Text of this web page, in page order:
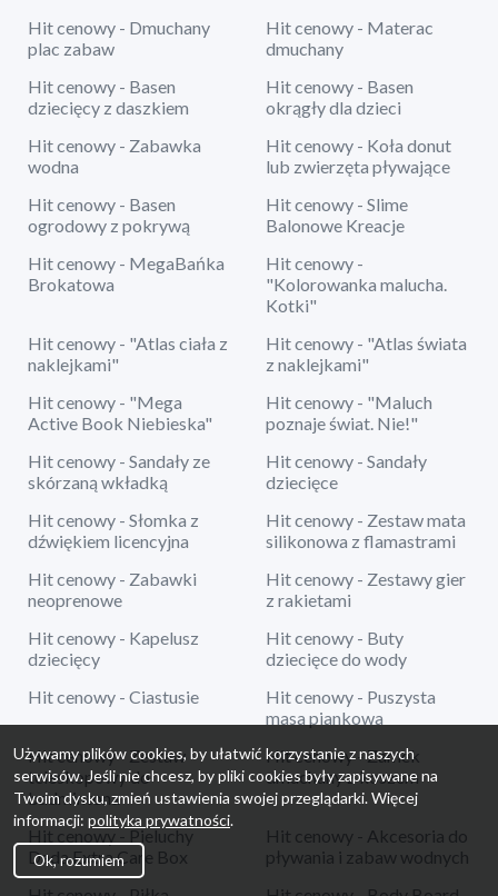
Hit cenowy - Dmuchany
plac zabaw
Hit cenowy - Materac
dmuchany
Hit cenowy - Basen
dziecięcy z daszkiem
Hit cenowy - Basen
okrągły dla dzieci
Hit cenowy - Zabawka
wodna
Hit cenowy - Koła donut
lub zwierzęta pływające
Hit cenowy - Basen
ogrodowy z pokrywą
Hit cenowy - Slime
Balonowe Kreacje
Hit cenowy - MegaBańka
Brokatowa
Hit cenowy -
"Kolorowanka malucha.
Kotki"
Hit cenowy - "Atlas ciała z
naklejkami"
Hit cenowy - "Atlas świata
z naklejkami"
Hit cenowy - "Mega
Active Book Niebieska"
Hit cenowy - "Maluch
poznaje świat. Nie!"
Hit cenowy - Sandały ze
skórzaną wkładką
Hit cenowy - Sandały
dziecięce
Hit cenowy - Słomka z
dźwiękiem licencyjna
Hit cenowy - Zestaw mata
silikonowa z flamastrami
Hit cenowy - Zabawki
neoprenowe
Hit cenowy - Zestawy gier
z rakietami
Hit cenowy - Kapelusz
dziecięcy
Hit cenowy - Buty
dziecięce do wody
Hit cenowy - Ciastusie
Hit cenowy - Puszysta
masa piankowa
Hit cenowy - Zestaw
teleskopowy do
badmintona
Hit cenowy - Zamek
dmuchany z koszem
Hit cenowy - Pieluchy
Dada Extra Care Box
Hit cenowy - Akcesoria do
pływania i zabaw wodnych
Używamy plików cookies, by ułatwić korzystanie z naszych
serwisów. Jeśli nie chcesz, by pliki cookies były zapisywane na
Twoim dysku, zmień ustawienia swojej przeglądarki. Więcej
informacji: polityka prywatności.
Ok, rozumiem